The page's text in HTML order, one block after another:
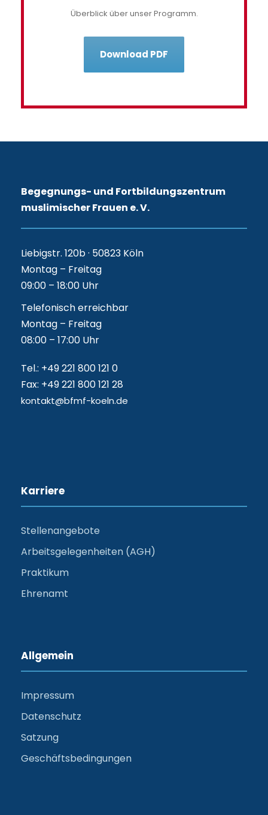
Überblick über unser Programm.
Download PDF
Begegnungs- und Fortbildungszentrum
muslimischer Frauen e. V.
Liebigstr. 120b · 50823 Köln
Montag – Freitag
09:00 – 18:00 Uhr
Telefonisch erreichbar
Montag – Freitag
08:00 – 17:00 Uhr
Tel.: +49 221 800 121 0
Fax: +49 221 800 121 28
kontakt@bfmf-koeln.de
Karriere
Stellenangebote
Arbeitsgelegenheiten (AGH)
Praktikum
Ehrenamt
Allgemein
Impressum
Datenschutz
Satzung
Geschäftsbedingungen